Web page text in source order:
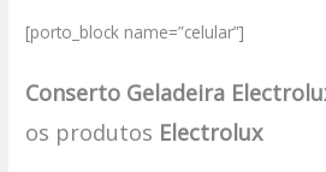
[porto_block name=”celular”]
Conserto Geladeira
os produtos Electrolux